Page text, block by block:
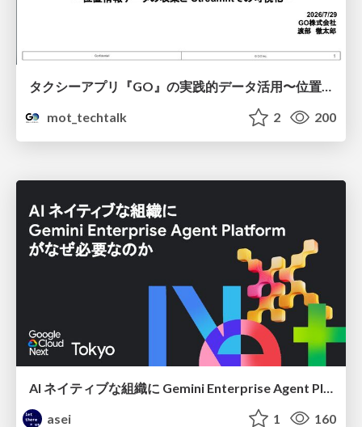
タクシーアプリ『GO』の実践的データ活用〜位置情報データの収集とStreamlitでの可視化〜
mot_techtalk
2 200
asei
1 160